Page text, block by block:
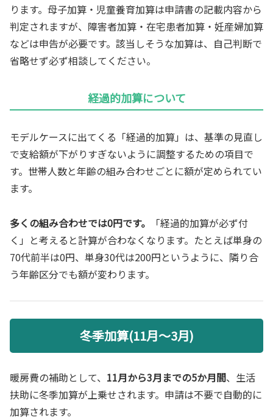
ります。母子加算・児童養育加算は申請書の記載内容から
判定されますが、障害者加算・在宅患者加算・妊産婦加算
などは申告が必要です。該当しそうな加算は、自己判断で
省略せず必ず相談してください。
経過的加算について
モデルケースに出てくる「経過的加算」は、基準の見直し
で支給額が下がりすぎないように調整するための項目で
す。世帯人数と年齢の組み合わせごとに額が定められてい
ます。
多くの組み合わせでは0円です。
「経過的加算が必ず付
く」と考えると計算が合わなくなります。たとえば単身の
70代前半は0円、単身30代は200円というように、隣り合
う年齢区分でも額が変わります。
冬季加算(11月〜3月)
暖房費の補助として、 11月から3月までの5か月間、生活
扶助に冬季加算が上乗せされます。申請は不要で自動的に
加算されます。